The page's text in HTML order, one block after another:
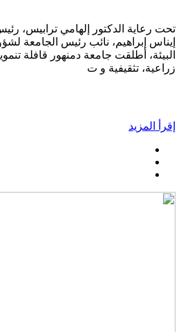
تحت رعاية الدكتور إلهامي ترابيس،
إيناس إبراهيم، نائب رئيس الجامعة
البيئة، أطلقت جامعة دمنهور قافلة
زراعية، تثقيفية و ت
إقرأ المزيد